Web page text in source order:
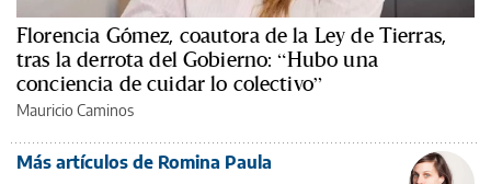
Florencia Gómez, coautora de la Ley de Tierras,
tras la derrota del Gobierno: “Hubo una
conciencia de cuidar lo colectivo”
Mauricio Caminos
Más artículos de Romina Paula